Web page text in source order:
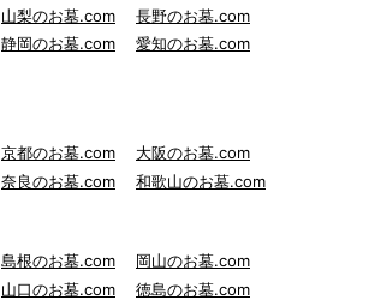
山梨のお墓.com
長野のお墓.com
静岡のお墓.com
愛知のお墓.com
京都のお墓.com
大阪のお墓.com
奈良のお墓.com 和歌山のお墓.com
島根のお墓.com
岡山のお墓.com
山口のお墓.com
徳島のお墓.com